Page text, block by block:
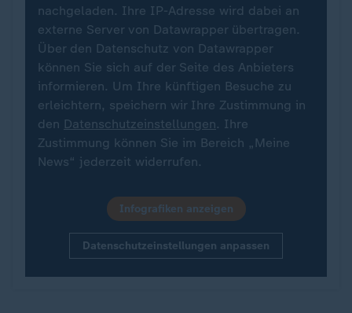
nachgeladen. Ihre IP-Adresse wird dabei an
externe Server von Datawrapper übertragen.
Über den Datenschutz von Datawrapper
können Sie sich auf der Seite des Anbieters
informieren. Um Ihre künftigen Besuche zu
erleichtern, speichern wir Ihre Zustimmung in
den Datenschutzeinstellungen. Ihre
Zustimmung können Sie im Bereich „Meine
News“ jederzeit widerrufen.
Infografiken anzeigen
Datenschutzeinstellungen anpassen